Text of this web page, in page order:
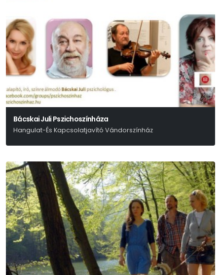
Bácskai Juli Pszichoszínháza
Hangulat-És Kapcsolatjavító Vándorszínház